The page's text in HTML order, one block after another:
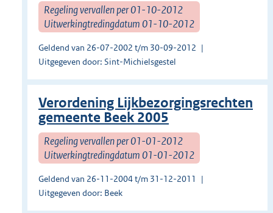
Regeling vervallen per 01-10-2012
Uitwerkingtredingdatum 01-10-2012
Geldend van 26-07-2002 t/m 30-09-2012
Uitgegeven door: Sint-Michielsgestel
Verordening Lijkbezorgingsrechten
gemeente Beek 2005
Regeling vervallen per 01-01-2012
Uitwerkingtredingdatum 01-01-2012
Geldend van 26-11-2004 t/m 31-12-2011
Uitgegeven door: Beek